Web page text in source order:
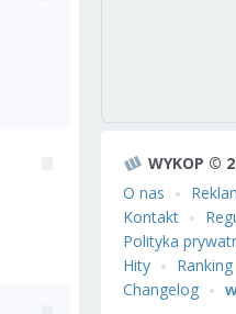
WYKOP ©
O nas
Kontakt
Polityka
Hity
Ranking
Changelog